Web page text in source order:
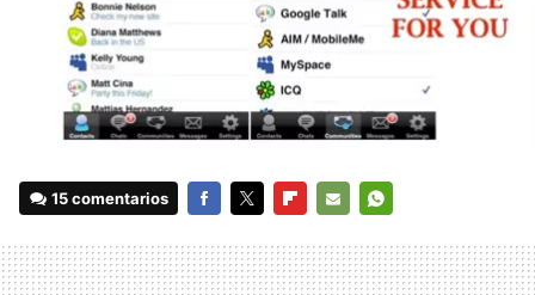
15 comentarios
MAIL